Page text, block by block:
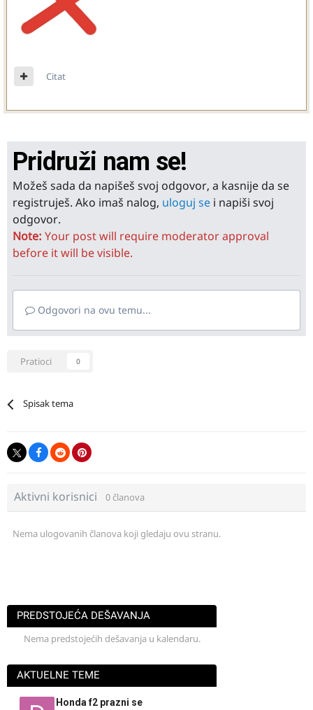
Citat
Pridruži nam se!
Možeš sada da napišeš svoj odgovor, a kasnije da se
registruješ. Ako imaš nalog, uloguj se i napiši svoj
odgovor.
Note: Your post will require moderator approval
before it will be visible.
Odgovori na ovu temu...
Pratioci 0
Spisak tema
Aktivni korisnici 0 članova
Nema ulogovanih članova koji gledaju ovu stranu.
PREDSTOJEĆA DEŠAVANJA
Nema predstojećih dešavanja u kalendaru.
AKTUELNE TEME
Honda f2 prazni se